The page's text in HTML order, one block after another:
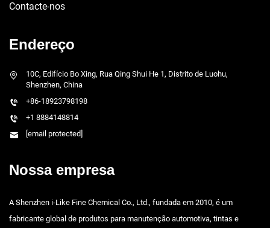
Contacte-nos
Endereço
10C, Edifício Bo Xing, Rua Qing Shui He 1, Distrito de Luohu,
Shenzhen, China
+86-18923798198
+1 8884148814
[email protected]
Nossa empresa
A Shenzhen i-Like Fine Chemical Co., Ltd., fundada em 2010, é um
fabricante global de produtos para manutenção automotiva, tintas e